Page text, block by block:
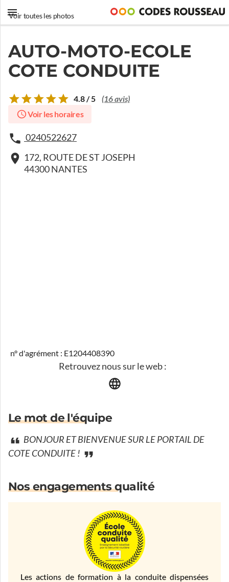
Voir toutes les photos
AUTO-MOTO-ECOLE
COTE CONDUITE
4.8 / 5 (16 avis)
Voir les horaires
0240522627
172, ROUTE DE ST JOSEPH
44300 NANTES
n° d'agrément : E1204408390
Retrouvez nous sur le web :
Le mot de l'équipe
BONJOUR ET BIENVENUE SUR LE PORTAIL DE
COTE CONDUITE !
Nos engagements qualité
Les actions de formation à la conduite dispensées